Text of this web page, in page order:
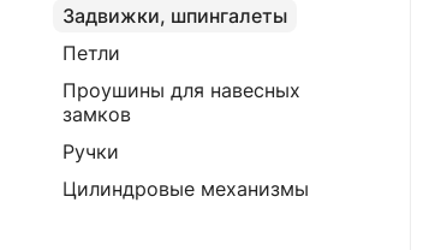
Задвижки, шпингалеты
Петли
Проушины для навесных
замков
Ручки
Цилиндровые механизмы